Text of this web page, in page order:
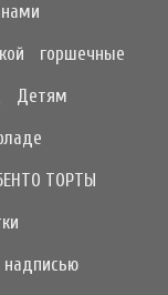
горшечные
Детям
ТОРТЫ
надписью